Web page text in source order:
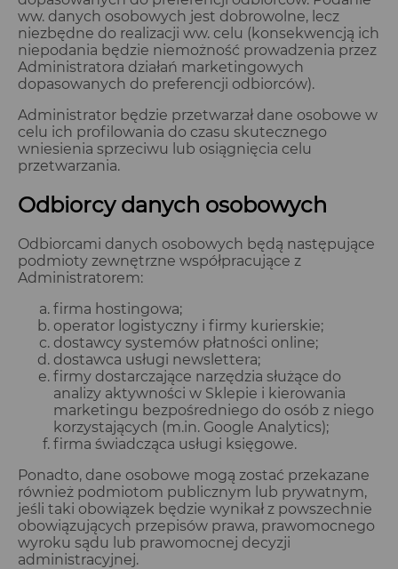
ww. danych osobowych jest dobrowolne, lecz
niezbędne do realizacji ww. celu (konsekwencją ich
niepodania będzie niemożność prowadzenia przez
Administratora działań marketingowych
dopasowanych do preferencji odbiorców).
Administrator będzie przetwarzał dane osobowe w
celu ich profilowania do czasu skutecznego
wniesienia sprzeciwu lub osiągnięcia celu
przetwarzania.
Odbiorcy danych osobowych
Odbiorcami danych osobowych będą następujące
podmioty zewnętrzne współpracujące z
Administratorem:
firma hostingowa;
operator logistyczny i firmy kurierskie;
dostawcy systemów płatności online;
dostawca usługi newslettera;
firmy dostarczające narzędzia służące do
analizy aktywności w Sklepie i kierowania
marketingu bezpośredniego do osób z niego
korzystających (m.in. Google Analytics);
firma świadcząca usługi księgowe.
Ponadto, dane osobowe mogą zostać przekazane
również podmiotom publicznym lub prywatnym,
jeśli taki obowiązek będzie wynikał z powszechnie
obowiązujących przepisów prawa, prawomocnego
wyroku sądu lub prawomocnej decyzji
administracyjnej.